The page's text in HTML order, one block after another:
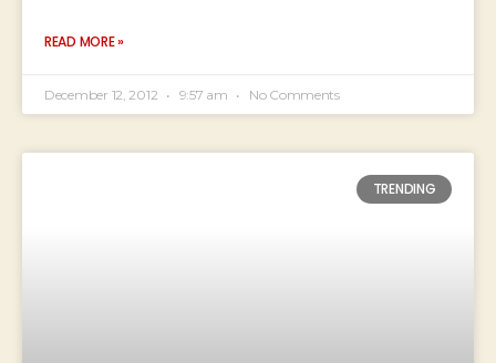
READ MORE »
December 12, 2012 9:57 am No Comments
TRENDING